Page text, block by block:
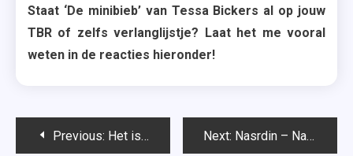
Staat ‘De minibieb’ van Tessa Bickers al op jouw
TBR of zelfs verlanglijstje? Laat het me vooral
weten in de reacties hieronder!
Bericht
Previous: Het is hier helemaal (niet) perfect – Carlie van Tongeren Next: Nasrdin – Nasrdin Dchar